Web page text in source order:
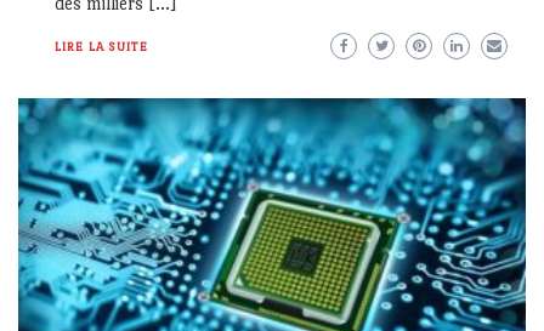
LIRE LA SUITE